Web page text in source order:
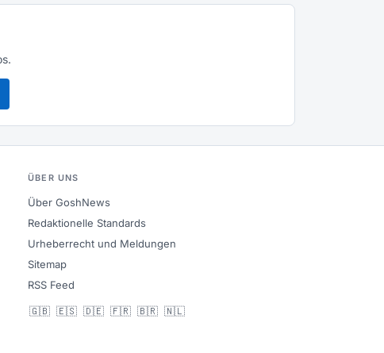
ÜBER UNS
Über GoshNews
Redaktionelle Standards
Urheberrecht und Meldungen
Sitemap
RSS Feed
🇬🇧 🇪🇸 🇩🇪 🇫🇷 🇧🇷 🇳🇱